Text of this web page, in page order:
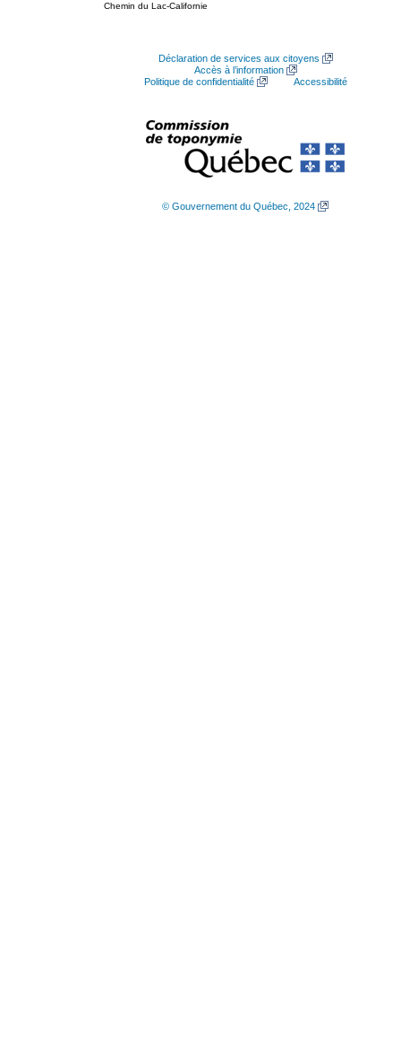
Chemin du Lac-Californie
Déclaration de services aux citoyens
Accès à l’information
Politique de confidentialité
Accessibilité
© Gouvernement du Québec, 2024